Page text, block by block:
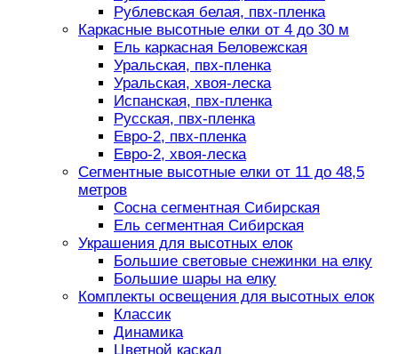
Рублевская белая, пвх-пленка
Каркасные высотные елки от 4 до 30 м
Ель каркасная Беловежская
Уральская, пвх-пленка
Уральская, хвоя-леска
Испанская, пвх-пленка
Русская, пвх-пленка
Евро-2, пвх-пленка
Евро-2, хвоя-леска
Сегментные высотные елки от 11 до 48,5
метров
Сосна сегментная Сибирская
Ель сегментная Сибирская
Украшения для высотных елок
Большие световые снежинки на елку
Большие шары на елку
Комплекты освещения для высотных елок
Классик
Динамика
Цветной каскад